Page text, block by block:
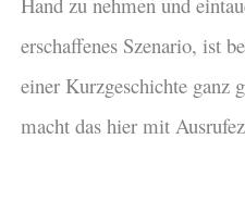
erschaffenes Szenario, ist
einer Kurzgeschichte ganz
macht das hier mit